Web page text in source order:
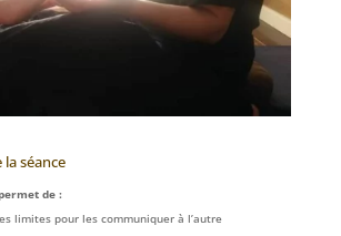
la séance
de :
limites pour les communiquer à l’autre